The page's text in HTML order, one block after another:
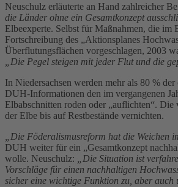
Neuschulz erläuterte an Hand zahlreicher
die Länder ohne ein Gesamtkonzept
Elbeexperte. Selbst für Maßnahmen, die im
Fortschreibung des „Aktionsplanes
Überflutungsflächen vorgeschlagen, 2003
„Die Pegel steigen mit jeder Flut und die
In Niedersachsen werden mehr als 80 %
DUH-Informationen den im vergangenen
Elbabschnitten roden oder „auflichten“.
der Elbe bis auf Restbestände vernichten.
„Die Föderalismusreform hat die Weichen
DUH weiter für ein „Gesamtkonzept
wolle. Neuschulz:
„Die Situation ist
Vorschläge für einen nachhaltigen
sicher eine wichtige Funktion zu, aber